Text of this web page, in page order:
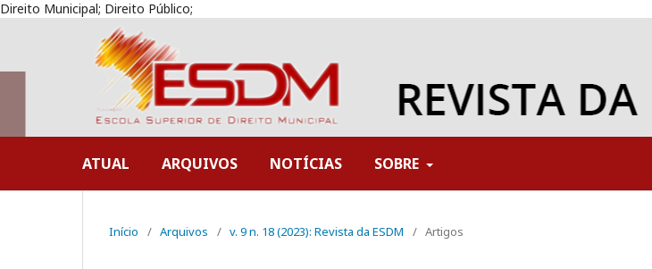
Direito Municipal; Direito Público;
ATUAL ARQUIVOS NOTÍCIAS SOBRE
Início / Arquivos / v. 9 n. 18 (2023): Revista da ESDM / Artigos